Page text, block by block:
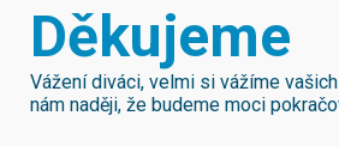
Děkujeme
Vážení diváci, velmi si vážíme
nám naději, že budeme moci